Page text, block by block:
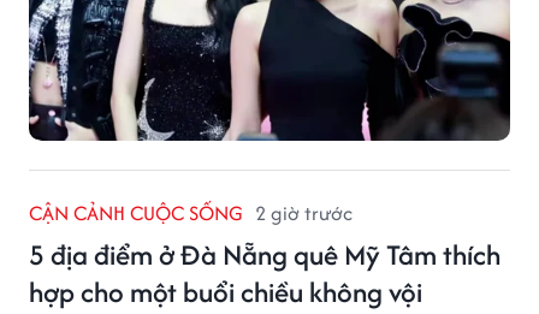
CẬN CẢNH CUỘC SỐNG 2 giờ trước
5 địa điểm ở Đà Nẵng quê Mỹ Tâm thích
hợp cho một buổi chiều không vội